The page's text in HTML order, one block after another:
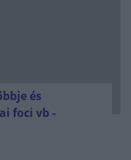
és
foci vb -